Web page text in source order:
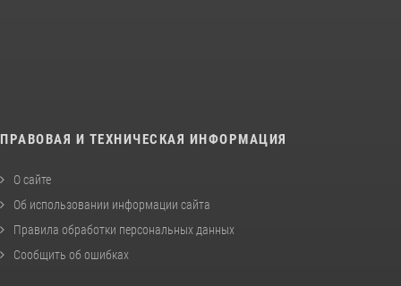
ПРАВОВАЯ И ТЕХНИЧЕСКАЯ ИНФОРМАЦИЯ
О сайте
Об использовании информации сайта
Правила обработки персональных данных
Сообщить об ошибках